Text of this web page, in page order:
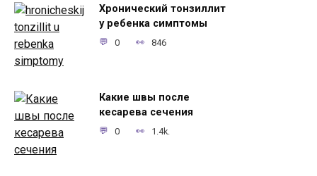
Хронический тонзиллит
у ребенка симптомы
0 846
Какие швы после
кесарева сечения
0 1.4k.